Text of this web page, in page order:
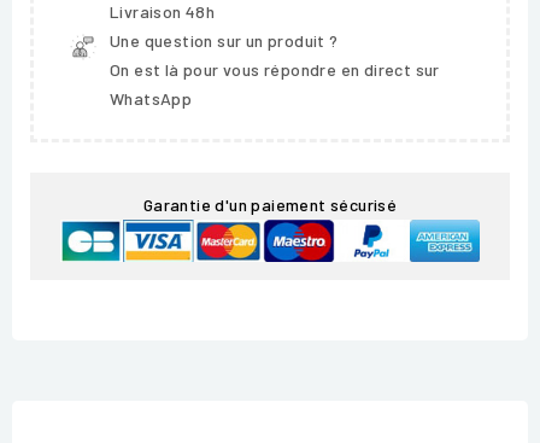
Livraison 48h
Une question sur un produit ?
On est là pour vous répondre en direct sur
WhatsApp
Garantie d'un paiement sécurisé